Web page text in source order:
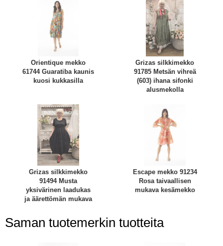
Orientique mekko
61744 Guaratiba kaunis
kuosi kukkasilla
Grizas silkkimekko
91785 Metsän vihreä
(603) ihana sifonki
alusmekolla
Grizas silkkimekko
91494 Musta
yksivärinen laadukas
ja äärettömän mukava
Escape mekko 91234
Rosa taivaallisen
mukava kesämekko
Saman tuotemerkin tuotteita